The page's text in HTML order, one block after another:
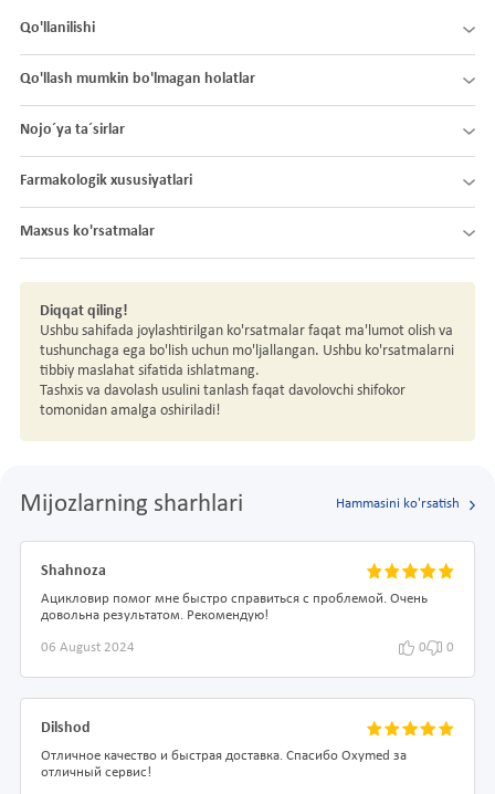
Qo'llanilishi
Qo'llash mumkin bo'lmagan holatlar
Nojo´ya ta´sirlar
Farmakologik xususiyatlari
Maxsus ko'rsatmalar
Diqqat qiling!
Ushbu sahifada joylashtirilgan ko'rsatmalar faqat ma'lumot olish va
tushunchaga ega bo'lish uchun mo'ljallangan. Ushbu ko'rsatmalarni
tibbiy maslahat sifatida ishlatmang.
Tashxis va davolash usulini tanlash faqat davolovchi shifokor
tomonidan amalga oshiriladi!
Mijozlarning sharhlari Hammasini ko'rsatish
Shahnoza
Ацикловир помог мне быстро справиться с проблемой. Очень
довольна результатом. Рекомендую!
06 August 2024 0 0
Dilshod
Отличное качество и быстрая доставка. Спасибо Oxymed за
отличный сервис!